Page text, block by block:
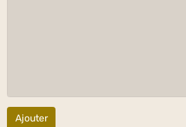
Ajouter